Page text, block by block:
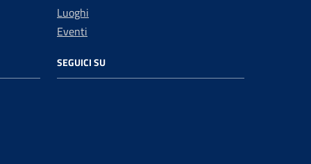
Luoghi
Eventi
SEGUICI SU